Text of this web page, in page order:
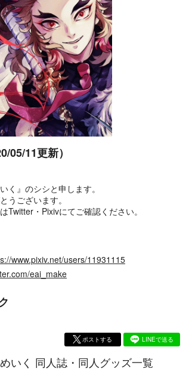
05/11更新）
く』のシシと申します。
うございます。
Twitter・Pixivにてご確認ください。
www.pixiv.net/users/11931115
eai_make
ポストする LINEで送る
いく 同人誌・同人グッズ一覧